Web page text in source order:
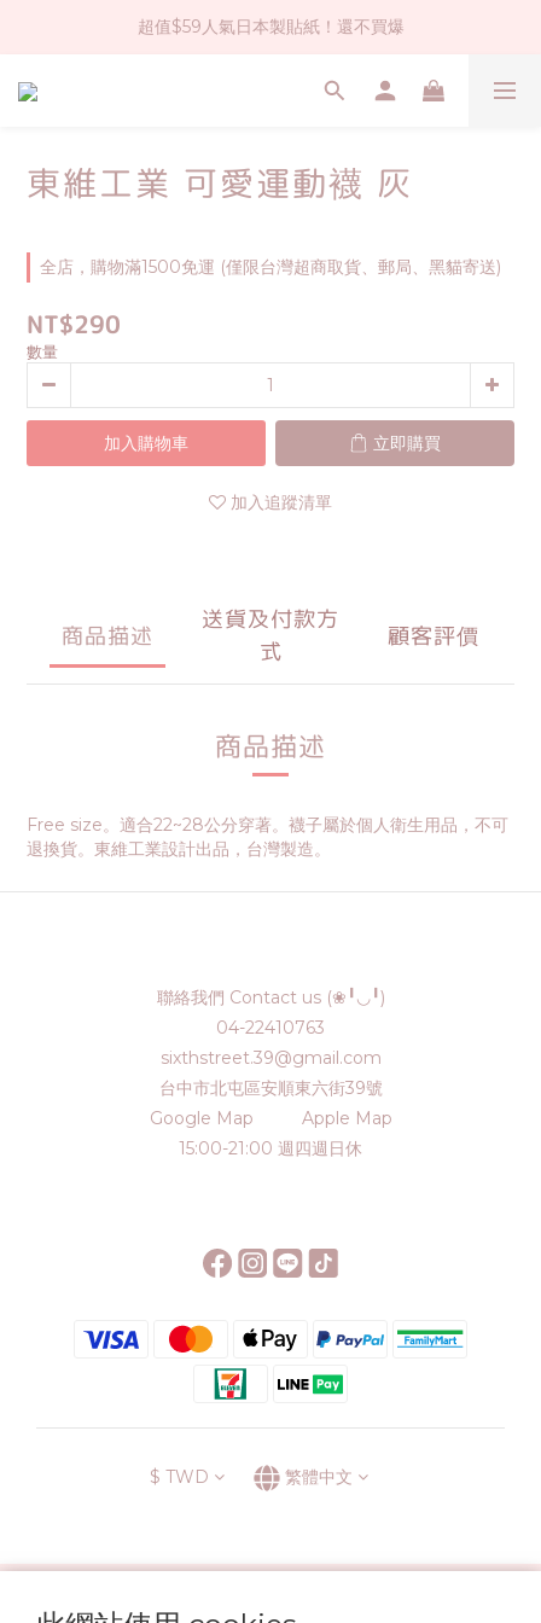
社群大人氣！各種有趣的打洞器
超值$59人氣日本製貼紙！還不買爆
全店$1500免運(台灣地區)
東維工業 可愛運動襪 灰
全店，購物滿1500免運 (僅限台灣超商取貨、郵局、黑貓寄送)
NT$290
數量
加入購物車 立即購買
加入追蹤清單
商品描述
送貨及付款方
式
顧客評價
商品描述
Free size。適合22~28公分穿著。襪子屬於個人衛生用品，不可
退換貨。東維工業設計出品，台灣製造。
聯絡我們 Contact us (❀╹◡╹)
04-22410763
sixthstreet.39@gmail.com
台中市北屯區安順東六街39號
Google Map
Apple Map
15:00-21:00 週四週日休
$ TWD 繁體中文